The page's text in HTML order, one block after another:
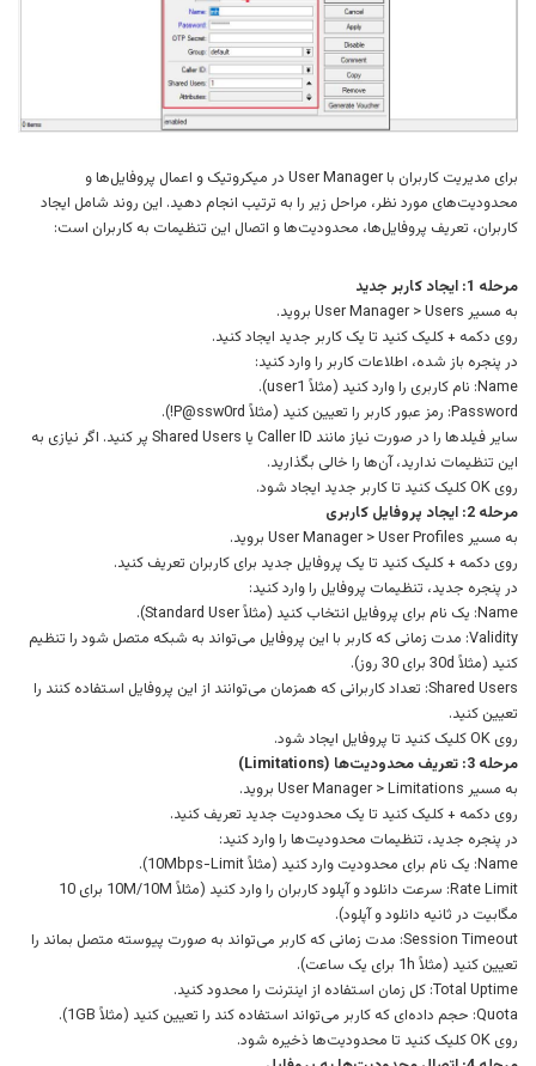
برای مدیریت کاربران با User Manager در میکروتیک و اعمال پروفایل‌ها و
محدودیت‌های مورد نظر، مراحل زیر را به ترتیب انجام دهید. این روند شامل ایجاد
کاربران، تعریف پروفایل‌ها، محدودیت‌ها و اتصال این تنظیمات به کاربران است:
مرحله 1: ایجاد کاربر جدید
به مسیر User Manager > Users بروید.
روی دکمه + کلیک کنید تا یک کاربر جدید ایجاد کنید.
در پنجره باز شده، اطلاعات کاربر را وارد کنید:
Name: نام کاربری را وارد کنید (مثلاً user1).
Password: رمز عبور کاربر را تعیین کنید (مثلاً P@ssw0rd!).
سایر فیلدها را در صورت نیاز مانند Caller ID یا Shared Users پر کنید. اگر نیازی به
این تنظیمات ندارید، آن‌ها را خالی بگذارید.
روی OK کلیک کنید تا کاربر جدید ایجاد شود.
مرحله 2: ایجاد پروفایل کاربری
به مسیر User Manager > User Profiles بروید.
روی دکمه + کلیک کنید تا یک پروفایل جدید برای کاربران تعریف کنید.
در پنجره جدید، تنظیمات پروفایل را وارد کنید:
Name: یک نام برای پروفایل انتخاب کنید (مثلاً Standard User).
Validity: مدت زمانی که کاربر با این پروفایل می‌تواند به شبکه متصل شود را تنظیم
کنید (مثلاً 30d برای 30 روز).
Shared Users: تعداد کاربرانی که همزمان می‌توانند از این پروفایل استفاده کنند را
تعیین کنید.
روی OK کلیک کنید تا پروفایل ایجاد شود.
مرحله 3: تعریف محدودیت‌ها (Limitations)
به مسیر User Manager > Limitations بروید.
روی دکمه + کلیک کنید تا یک محدودیت جدید تعریف کنید.
در پنجره جدید، تنظیمات محدودیت‌ها را وارد کنید:
Name: یک نام برای محدودیت وارد کنید (مثلاً 10Mbps-Limit).
Rate Limit: سرعت دانلود و آپلود کاربران را وارد کنید (مثلاً 10M/10M برای 10
مگابیت در ثانیه دانلود و آپلود).
Session Timeout: مدت زمانی که کاربر می‌تواند به صورت پیوسته متصل بماند را
تعیین کنید (مثلاً 1h برای یک ساعت).
Total Uptime: کل زمان استفاده از اینترنت را محدود کنید.
Quota: حجم داده‌ای که کاربر می‌تواند استفاده کند را تعیین کنید (مثلاً 1GB).
روی OK کلیک کنید تا محدودیت‌ها ذخیره شود.